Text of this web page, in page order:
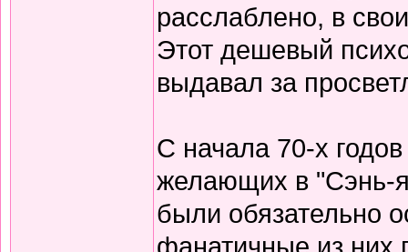
расслаблено, в
Этот дешевый
выдавал за
С начала 70-х
желающих в "Сэнь-
были обязательно